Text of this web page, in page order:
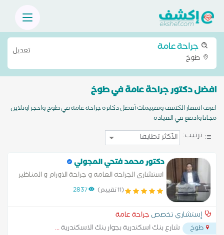
جراحة عامة
طوخ
تعديل
افضل دكتور جراحة عامة في طوخ
اعرف اسعار الكشف وتقييمات أفضل دكاترة جراحة عامة في طوخ واحجز اونلاين
مجانا وادفع في العيادة
ترتيب:
دكتور محمد فتحي المجولي
استشاري الجراحه العامه و جراحة الاورام و المناظير
(11 تقييم) 2837
إستشاري تخصص جراحة عامة
طوخ شارع بنك اسكندرية بجوار بنك الاسكندرية...